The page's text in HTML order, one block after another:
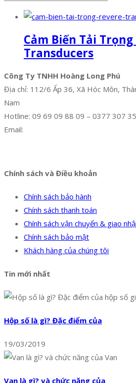
Cảm Biến Tải Trọng
Transducers
Công Ty TNHH Hoàng Long Phú
Địa chỉ: 112/6 Ấp 36, Xã Hóc Môn,
Nam
Hotline: 09 69 09 88 09 – 0377 307
Email:
Chính sách và Điều khoản
Chính sách bảo hành
Chính sách thanh toán
Chính sách vận chuyển & giao
Chính sách bảo mật
Khách hàng của chúng tôi
Tin mới nhất
Hộp số là gì? Đặc điểm của
19/03/2019
Van là gì? và chức năng của